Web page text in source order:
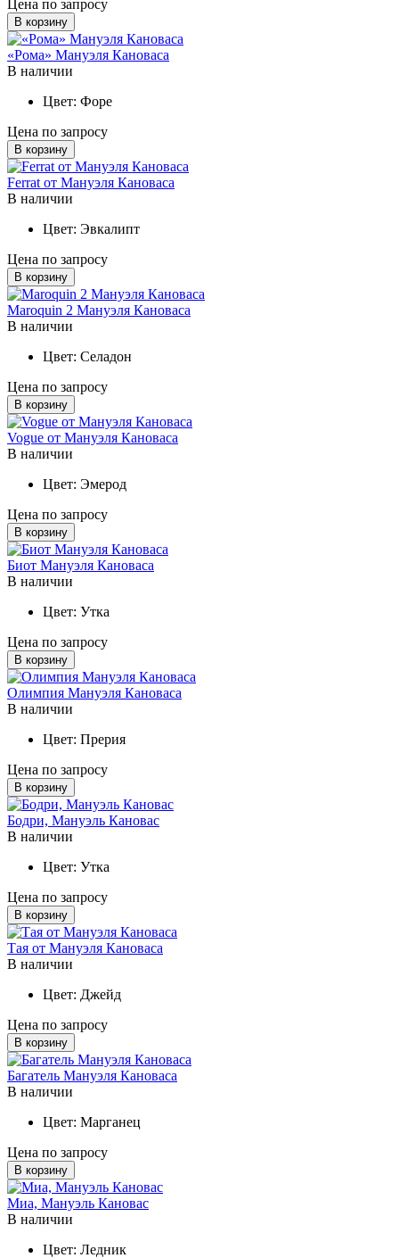
Цена по запросу
В корзину
«Рома» Мануэля Кановаса
В наличии
Цвет: Форе
Цена по запросу
В корзину
Ferrat от Мануэля Кановаса
В наличии
Цвет: Эвкалипт
Цена по запросу
В корзину
Maroquin 2 Мануэля Кановаса
В наличии
Цвет: Селадон
Цена по запросу
В корзину
Vogue от Мануэля Кановаса
В наличии
Цвет: Эмерод
Цена по запросу
В корзину
Биот Мануэля Кановаса
В наличии
Цвет: Утка
Цена по запросу
В корзину
Олимпия Мануэля Кановаса
В наличии
Цвет: Прерия
Цена по запросу
В корзину
Бодри, Мануэль Кановас
В наличии
Цвет: Утка
Цена по запросу
В корзину
Тая от Мануэля Кановаса
В наличии
Цвет: Джейд
Цена по запросу
В корзину
Багатель Мануэля Кановаса
В наличии
Цвет: Марганец
Цена по запросу
В корзину
Миа, Мануэль Кановас
В наличии
Цвет: Ледник